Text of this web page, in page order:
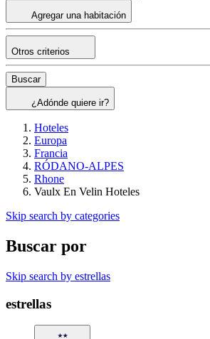
Agregar una habitación
Otros criterios
Buscar
¿Adónde quiere ir?
Hoteles
Europa
Francia
RÓDANO-ALPES
Rhone
Vaulx En Velin Hoteles
Skip search by categories
Buscar por
Skip search by estrellas
estrellas